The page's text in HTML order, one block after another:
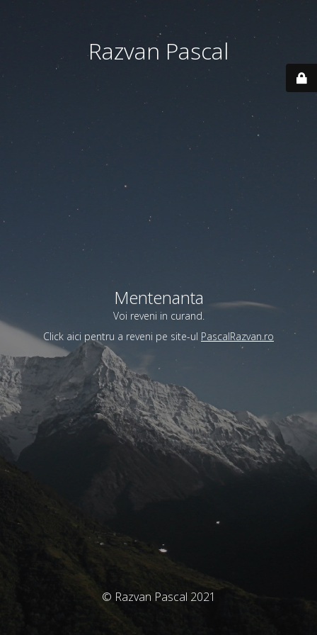
Razvan Pascal
Mentenanta
Voi reveni in curand.
Click aici pentru a reveni pe site-ul PascalRazvan.ro
© Razvan Pascal 2021